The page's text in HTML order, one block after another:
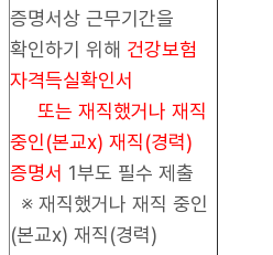
증명서상 근무기간을
확인하기 위해 건강보험
자격득실확인서
또는 재직했거나 재직
중인(본교x) 재직(경력)
증명서 1부도 필수 제출
※ 재직했거나 재직 중인
(본교x) 재직(경력)